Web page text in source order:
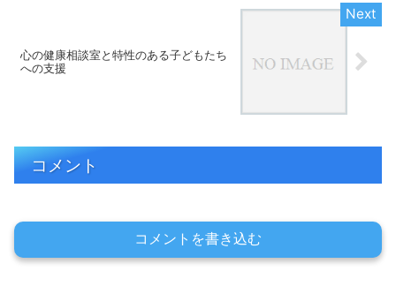
心の健康相談室と特性のある子どもたち
への支援
コメント
コメントを書き込む